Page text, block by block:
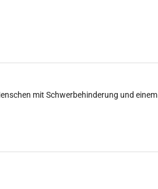
mit Schwerbehinderung und einem